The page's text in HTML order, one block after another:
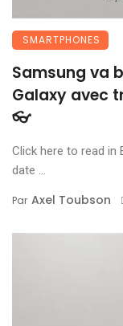
SMARTPHONES
Samsung va
Galaxy avec
👓
Click here to read in
date ...
Par Axel Toubson